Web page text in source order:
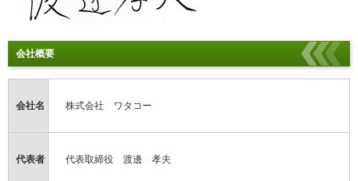
会社概要
会社名 株式会社 ワタコー
代表者 代表取締役 渡邊 孝夫